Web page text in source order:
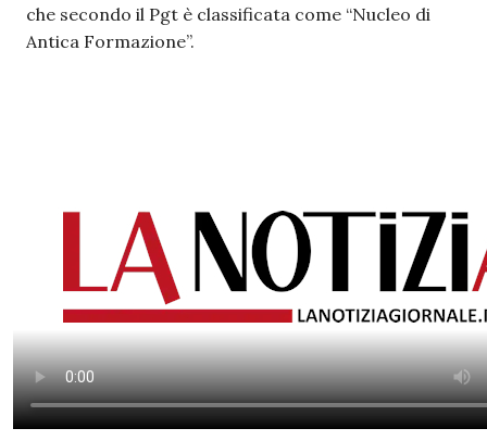
che secondo il Pgt è classificata come “Nucleo di
Antica Formazione”.